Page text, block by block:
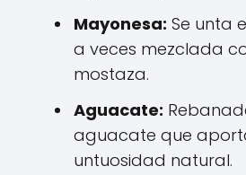
Mayonesa: Se unta
a veces mezclada
mostaza.
Aguacate:
aguacate que
untuosidad natural.